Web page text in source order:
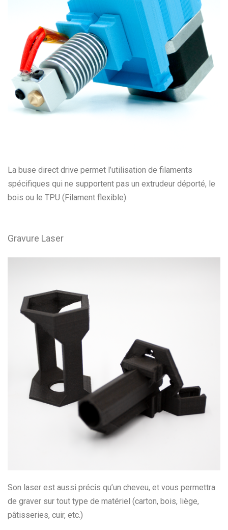
La buse direct drive permet l’utilisation de filaments
spécifiques qui ne supportent pas un extrudeur déporté, le
bois ou le TPU (Filament flexible).
Gravure Laser
Son laser est aussi précis qu’un cheveu, et vous permettra
de graver sur tout type de matériel (carton, bois, liège,
pâtisseries, cuir, etc.)